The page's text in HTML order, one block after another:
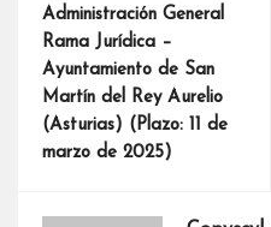
Administración General
Rama Jurídica –
Ayuntamiento de San
Martín del Rey Aurelio
(Asturias) (Plazo: 11 de
marzo de 2025)